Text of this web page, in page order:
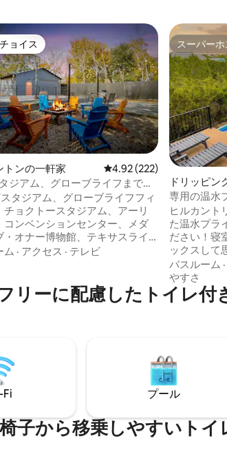
4.96つ星の平均評価
ョイス
ョイス
トンの一軒家 レビュー222件、5つ星中
4.92 (222)
ジアム、グローブライフまで徒
ピックルボール | ジョージア
スタジアム、グローブライフフィ
チョクトースタジアム、アーリ
コンベンションセンター、メダ
・オナー博物館、テキサスライ
ポートスタジアムまで徒歩10分
ートワース国際空港とラブフィ
港まで15分 🔸テキサスクリスチ
ド台 🔹 シャッフルボード 🔹卓球
ボード 🔹 巨大なジェンガ 🔹 バ
ー 🔹 焚き火台 🔹 駐車場（6台
赤ちゃん連れにやさしいアイテム
ム · アクセス · テレビ
スーパーホ
スーパーホ
ドリッピン
一軒家
専用の温水
い眺めとデ
ヒルカント
た温水プラ
ださい！寝
ックスして
ル・カント
所です！リ
な暖炉とマント
間を通して
ベートデッ
ックススペ
プの温度は
けます。 *道路は2025年10月2日に再舗装
バスルーム ·
やすさ
リーに配慮したトイレ
プール
子から移乗しやすいトイ